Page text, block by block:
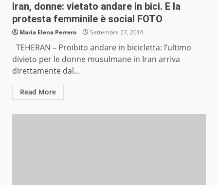
Iran, donne: vietato andare in bici. E la
protesta femminile è social FOTO
Maria Elena Perrero Settembre 27, 2016
TEHERAN – Proibito andare in bicicletta: l’ultimo
divieto per le donne musulmane in Iran arriva
direttamente dal...
Read More